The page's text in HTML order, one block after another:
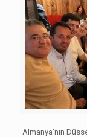
Almanya’nın